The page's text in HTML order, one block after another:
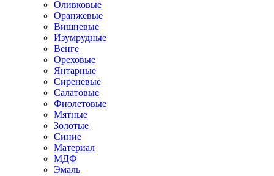
Оливковые
Оранжевые
Вишневые
Изумрудные
Венге
Ореховые
Янтарные
Сиреневые
Салатовые
Фиолетовые
Мятные
Золотые
Синие
Материал
МДФ
Эмаль